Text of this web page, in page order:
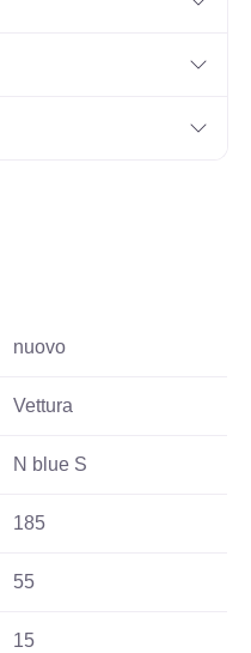
nuovo
Vettura
N blue S
185
55
15